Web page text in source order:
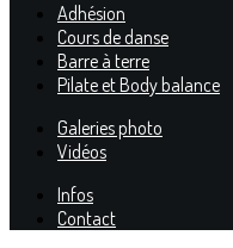
Adhésion
Cours de danse
Barre à terre
Pilate et Body balance
Galeries photo
Vidéos
Infos
Contact